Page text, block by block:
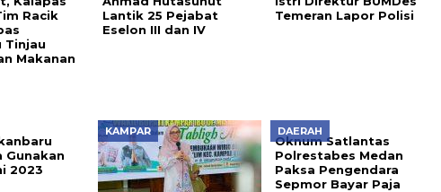
Racik
Tinjau
Makanan
Lantik 25 Pejabat
Eselon III dan IV
Temeran Lapor Polisi
Gunakan
2023
KAMPAR DAERAH
Oknum Satlantas
Polrestabes Medan
Paksa Pengendara
Sepmor Bayar Paja